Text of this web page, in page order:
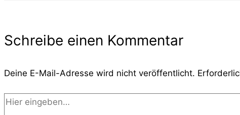
Schreibe einen Kommentar
Deine E-Mail-Adresse wird nicht veröffentlicht.
Hier